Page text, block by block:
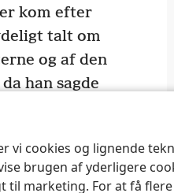
vi cookies og lignende
brugen af yderligere
marketing. For at få
kom efter
talt om
og af den
da han sagde
slægter
at velsigne
fra jeres onde